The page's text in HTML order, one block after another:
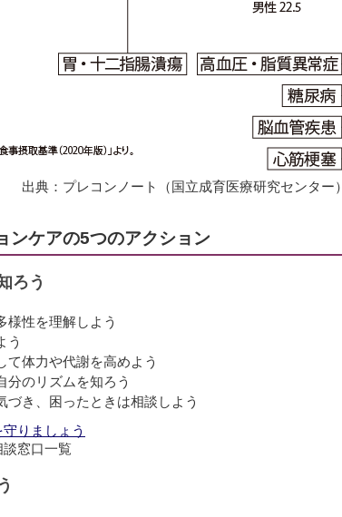
出典：プレコンノート（国立成育医療研究センター）
ンケアの5つのアクション
ろう
様性を理解しよう
う
て体力や代謝を高めよう
分のリズムを知ろう
づき、困ったときは相談しよう
りましょう
窓口一覧